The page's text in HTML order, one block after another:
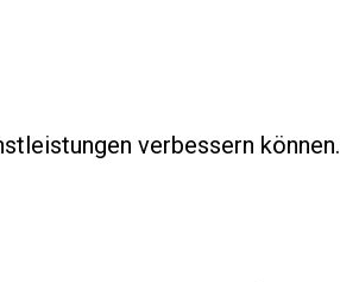
verbessern können.